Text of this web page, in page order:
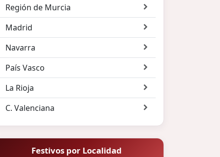
Región de Murcia
Madrid
Navarra
País Vasco
La Rioja
C. Valenciana
Festivos por Localidad